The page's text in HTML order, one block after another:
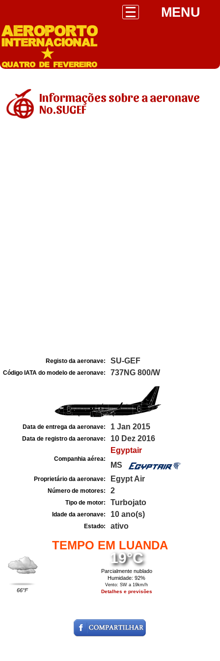
MENU
Informações sobre a aeronave
No.SUGEF
Registo da aeronave: SU-GEF
Código IATA do modelo de aeronave: 737NG 800/W
Data de entrega da aeronave: 1 Jan 2015
Data de registro da aeronave: 10 Dez 2016
Companhia aérea:
Egyptair
MS
Proprietário da aeronave: Egypt Air
Número de motores: 2
Tipo de motor: Turbojato
Idade da aeronave: 10 ano(s)
Estado: ativo
TEMPO EM LUANDA
66°F
19°C
Parcialmente nublado
Humidade: 92%
Vento: SW a 19km/h
Detalhes e previsões